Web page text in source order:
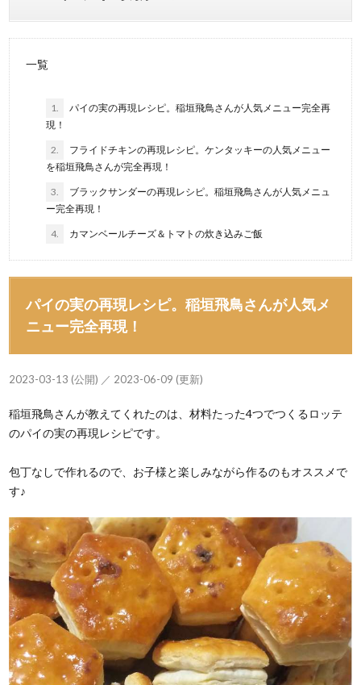
一覧
1.
パイの実の再現レシピ。稲垣飛鳥さんが人気メニュー完全再
現！
2.
フライドチキンの再現レシピ。ケンタッキーの人気メニュー
を稲垣飛鳥さんが完全再現！
3.
ブラックサンダーの再現レシピ。稲垣飛鳥さんが人気メニュ
ー完全再現！
4. カマンベールチーズ＆トマトの炊き込みご飯
パイの実の再現レシピ。稲垣飛鳥さんが人気メ
ニュー完全再現！
2023-03-13 (公開) ／ 2023-06-09 (更新)
稲垣飛鳥さんが教えてくれたのは、材料たった4つでつくるロッテ
のパイの実の再現レシピです。
包丁なしで作れるので、お子様と楽しみながら作るのもオススメで
す♪